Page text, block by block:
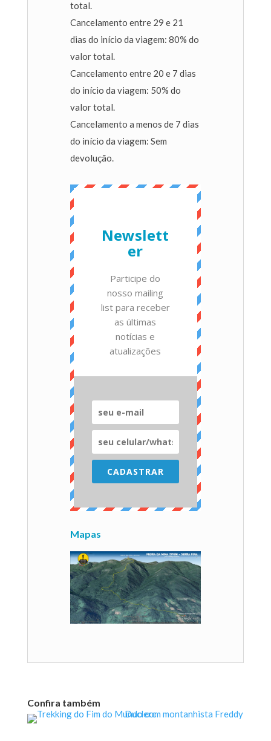
total.
Cancelamento entre 29 e 21
dias do início da viagem: 80% do
valor total.
Cancelamento entre 20 e 7 dias
do início da viagem: 50% do
valor total.
Cancelamento a menos de 7 dias
do início da viagem: Sem
devolução.
Newslett
er
Participe do
nosso mailing
list para receber
as últimas
notícias e
atualizações
CADASTRAR
Mapas
Confira também